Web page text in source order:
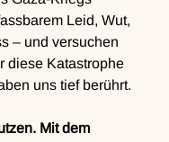
Leid, Wut,
– und versuchen
diese Katastrophe
uns tief berührt.
Mit dem